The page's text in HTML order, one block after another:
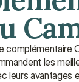
complémentaire
les
leurs avantages